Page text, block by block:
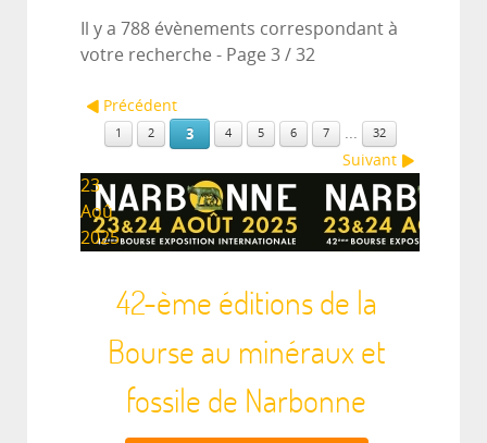
Il y a 788 évènements correspondant à
votre recherche - Page 3 / 32
Précédent
1 2 3 4 5 6 7 ... 32
Suivant
23
Aoû
2025
42-ème éditions de la
Bourse au minéraux et
fossile de Narbonne